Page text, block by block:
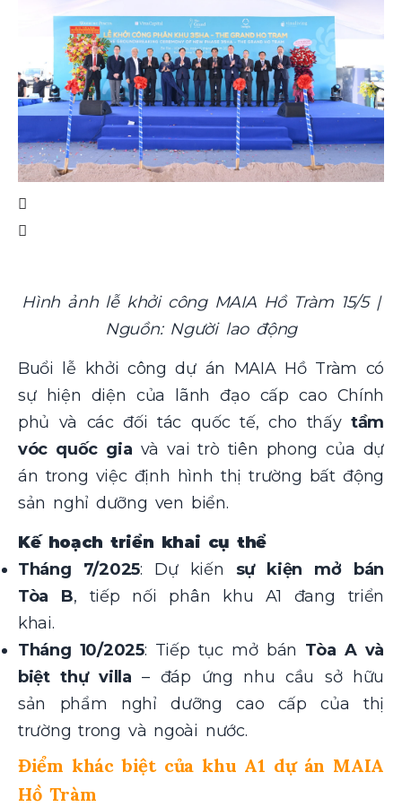
Hình ảnh lễ khởi công MAIA Hồ Tràm 15/5 |
Nguồn: Người lao động
Buổi lễ khởi côngdự án MAIA Hồ Tràm có
sự hiện diện của lãnh đạo cấp cao Chính
phủ và các đối tác quốc tế, cho thấy tầm
vóc quốc gia và vai trò tiên phong của dự
án trong việc định hình thị trường bất động
sản nghỉ dưỡng ven biển.
Kế hoạch triển khai cụ thể
Tháng 7/2025: Dự kiến sự kiện mở bán
Tòa B, tiếp nối phân khu A1 đang triển
khai.
Tháng 10/2025: Tiếp tục mở bán Tòa A và
biệt thự villa – đáp ứng nhu cầu sở hữu
sản phẩm nghỉ dưỡng cao cấp của thị
trường trong và ngoài nước.
Điểm khác biệt của khu A1 dự án MAIA
Hồ Tràm